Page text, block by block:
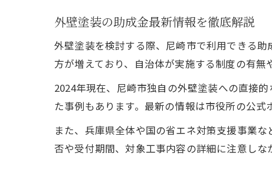
外壁塗装の助成金最新情報を徹底解説
外壁塗装を検討する際、尼崎市で利用できる
方が増えており、自治体が実施する制度の有無
2024年現在、尼崎市独自の外壁塗装への直接
た事例もあります。最新の情報は市役所の公式
また、兵庫県全体や国の省エネ対策支援事業
否や受付期間、対象工事内容の詳細に注意しな